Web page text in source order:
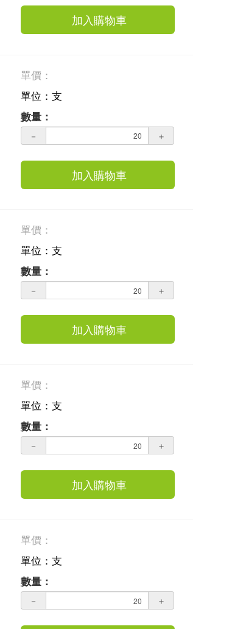
加入購物車
單價：
單位：支
數量：
－ ＋
加入購物車
單價：
單位：支
數量：
－ ＋
加入購物車
單價：
單位：支
數量：
－ ＋
加入購物車
單價：
單位：支
數量：
－ ＋